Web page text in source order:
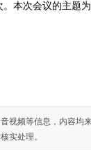
本次会议的主题
视频等信息，内容均
实处理。